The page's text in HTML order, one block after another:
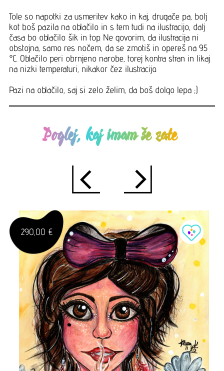
Tole so napotki za usmeritev kako in kaj, drugače pa, bolj
kot boš pazila na oblačilo in s tem tudi na ilustracijo, dalj
časa bo oblačilo šik in top. Ne govorim, da ilustracija ni
obstojna, samo res nočem, da se zmotiš in opereš na 95
°C. Oblačilo peri obrnjeno narobe, torej kontra stran in likaj
na nizki temperaturi, nikakor čez ilustracijo.
Pazi na oblačilo, saj si zelo želim, da boš dolgo lepa ;)
Poglej, kaj imam še zate
290,00 €